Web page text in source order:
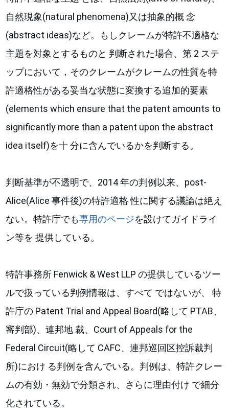
自然現象(natural phenomena)又は抽象的概 念
(abstract ideas)など。もしクレームが特許不適格な
主題を対象とするものと 判断された場合、第 2 ステ
ップにおいて，そのクレームがクレームの性質を特
許適格性がある妥当な状態に変換する追加的要素
(elements which ensure that the patent amounts to
significantly more than a patent upon the abstract
idea itself)を十 分に含んでいるかを判断する。
判断基準が不透明で、2014 年の判例以来、post-
Alice(Alice 事件後)の特許適格 性に関する議論は絶え
ない。特許庁でも専用のページを設けてガイドライ
ン等を 提供している。
特許事務所 Fenwick & West LLP の提供しているツー
ルで扱っている判例情報は、すべて ではないが、 特
許庁の Patent Trial and Appeal Board(略して PTAB、
審判部)、連邦地 裁、Court of Appeals for the
Federal Circuit(略して CAFC、連邦巡回区控訴裁判
所)におけ る判例を含んでいる。判例は、特許クレー
ムの有効・無効で分類され、さらに理由付け で細分
化されている。